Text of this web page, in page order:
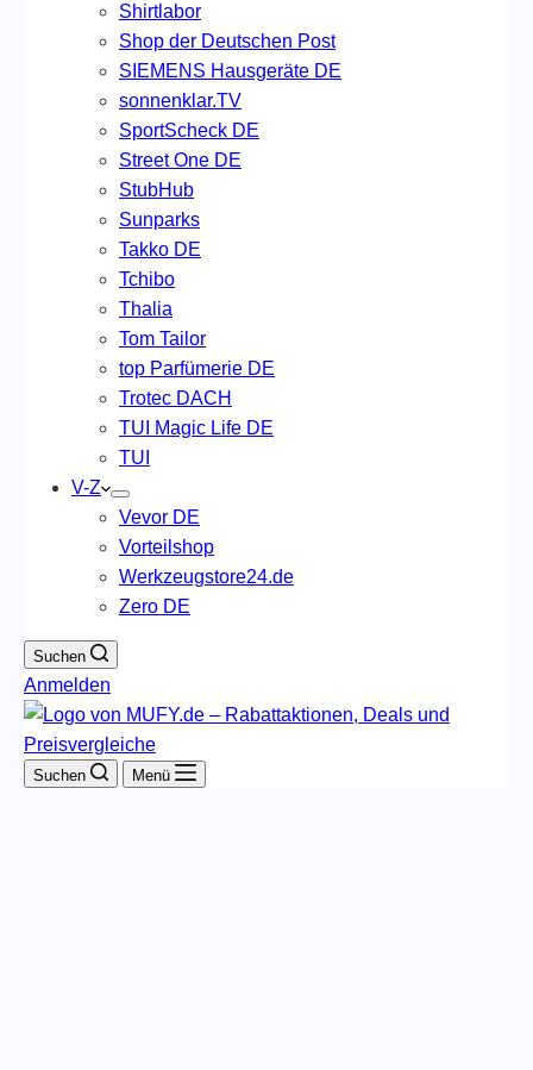
Shirtlabor
Shop der Deutschen Post
SIEMENS Hausgeräte DE
sonnenklar.TV
SportScheck DE
Street One DE
StubHub
Sunparks
Takko DE
Tchibo
Thalia
Tom Tailor
top Parfümerie DE
Trotec DACH
TUI Magic Life DE
TUI
V-Z
Vevor DE
Vorteilshop
Werkzeugstore24.de
Zero DE
Suchen
Anmelden
Suchen Menü